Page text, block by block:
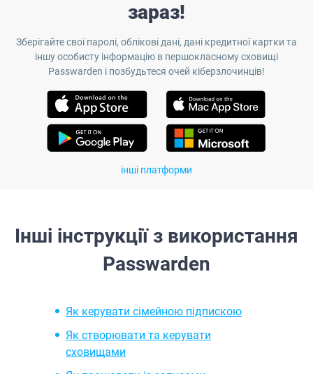
зараз!
Зберігайте свої паролі, облікові дані, дані кредитної картки та
іншу особисту інформацію в першокласному сховищі
Passwarden і позбудьтеся очей кіберзлочинців!
інші платформи
Інші інструкції з використання
Passwarden
Як керувати сімейною підпискою
Як створювати та керувати
сховищами